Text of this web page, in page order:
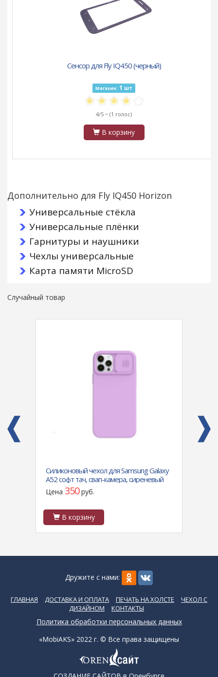
Сенсор для Fly IQ450 (черный)
Магазин: 1 шт
4/5 ~ (1 голос)
В корзину
Дополнительно для Fly IQ450 Horizon
Универсальные стёкла
Универсальные плёнки
Гарнитуры и наушники
Чехлы универсальные
Карта памяти MicroSD
Случайный товар
Силиконовый чехол для Samsung Galaxy
A52 софт тач, свап-камера, сиреневый
Цена 350руб.
В корзину
Дружите с нами:
ГЛАВНАЯ ДОСТАВКА И ОПЛАТА ПЕЧАТЬ НА ХОЛСТЕ
ЧЕХОЛ С
ДИЗАЙНОМ
КОНТАКТЫ
Политика обработки персональных данных
«MobiAKS» 2022 г. © Все права защищены